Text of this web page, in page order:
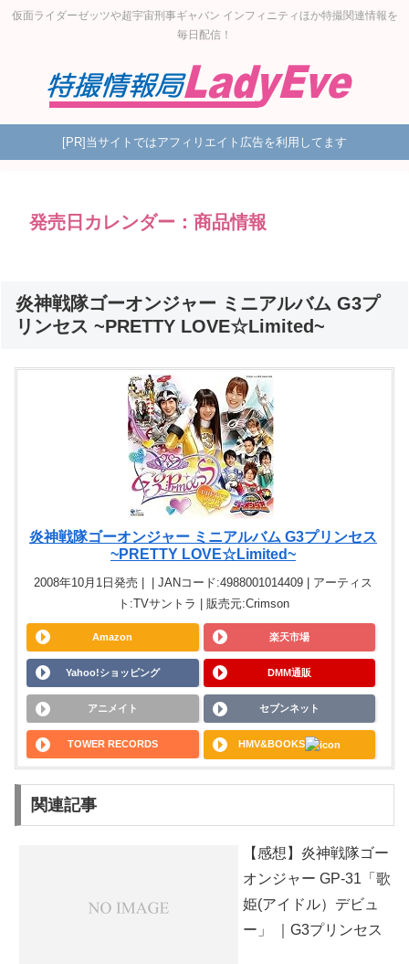
仮面ライダーゼッツや超宇宙刑事ギャバン インフィニティほか特撮関連情報を
毎日配信！
[PR]当サイトではアフィリエイト広告を利用してます
発売日カレンダー：商品情報
炎神戦隊ゴーオンジャー ミニアルバム G3プ
リンセス ~PRETTY LOVE☆Limited~
炎神戦隊ゴーオンジャー ミニアルバム G3プリンセス
~PRETTY LOVE☆Limited~
2008年10月1日発売 | | JANコード:4988001014409 | アーティス
ト:TVサントラ | 販売元:Crimson
Amazon 楽天市場
Yahoo!ショッピング DMM通販
アニメイト セブンネット
TOWER RECORDS HMV&BOOKS
関連記事
【感想】炎神戦隊ゴー
オンジャー GP-31「歌
姫(アイドル）デビュ
ー」 ｜G3プリンセス